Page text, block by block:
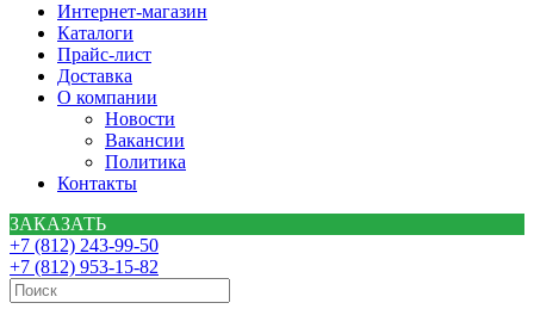
Интернет-магазин
Каталоги
Прайс-лист
Доставка
О компании
Новости
Вакансии
Политика
Контакты
ЗАКАЗАТЬ
+7 (812) 243-99-50
+7 (812) 953-15-82